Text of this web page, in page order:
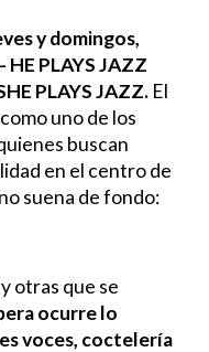
y domingos,
HE PLAYS JAZZ
PLAYS JAZZ. El
uno de los
buscan
en el centro de
suena de fondo:
otras que se
ocurre lo
voces, coctelería